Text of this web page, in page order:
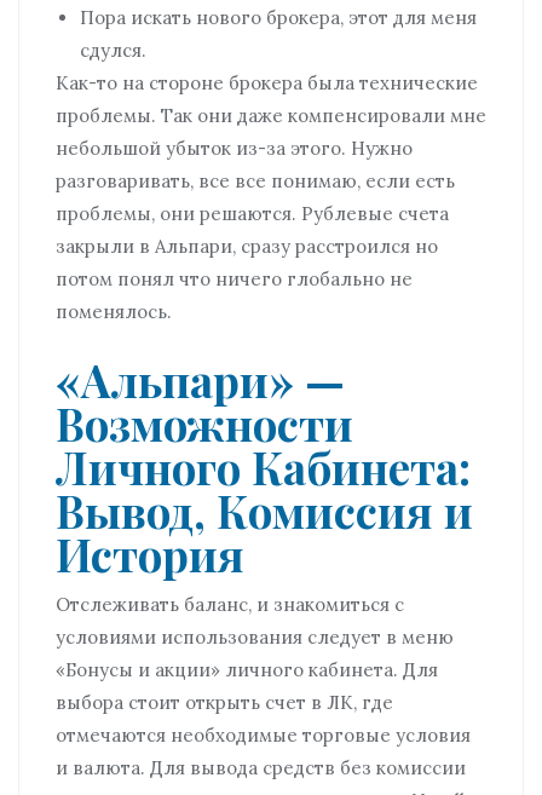
Пора искать нового брокера, этот для меня
сдулся.
Как-то на стороне брокера была технические
проблемы. Так они даже компенсировали мне
небольшой убыток из-за этого. Нужно
разговаривать, все все понимаю, если есть
проблемы, они решаются. Рублевые счета
закрыли в Альпари, сразу расстроился но
потом понял что ничего глобально не
поменялось.
«Альпари» —
Возможности
Личного Кабинета:
Вывод, Комиссия и
История
Отслеживать баланс, и знакомиться с
условиями использования следует в меню
«Бонусы и акции» личного кабинета. Для
выбора стоит открыть счет в ЛК, где
отмечаются необходимые торговые условия
и валюта. Для вывода средств без комиссии